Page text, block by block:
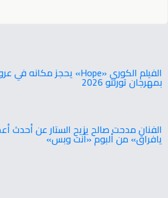
‬بمهرجان‭ ‬تورنتو ‭ ‬2026
الفنان مدحت صالح يزيح الستار عن أحدث
يافراق» من ألبوم «أنت وبس»